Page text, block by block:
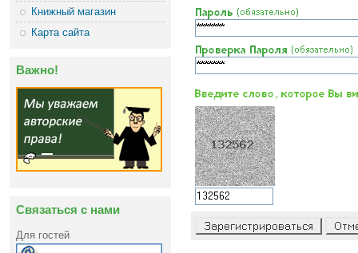
Книжный магазин
Карта сайта
Важно!
Связаться с нами
Для гостей